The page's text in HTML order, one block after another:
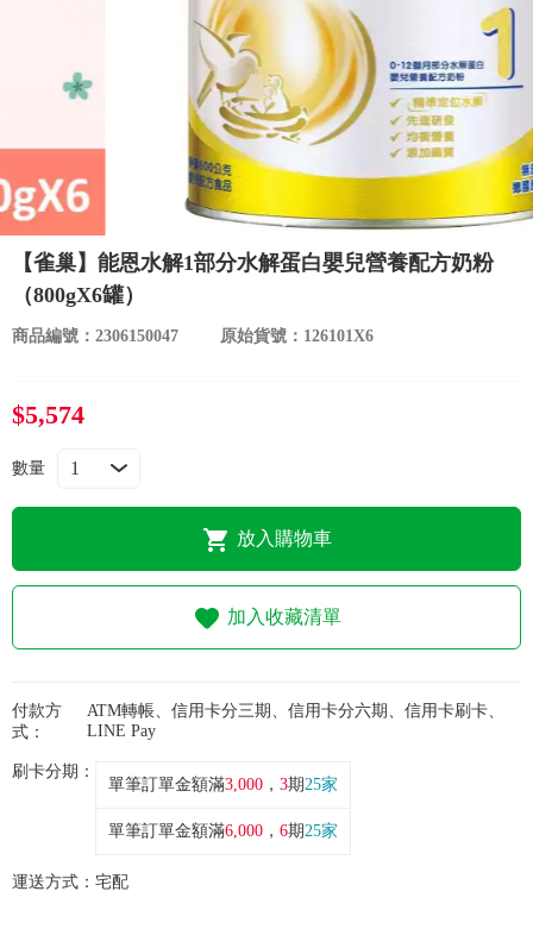
食品／健康食補
寵物
名人嚴選
優惠活動
關於我們
合作提案
購物流程
優惠券查詢
登入
【雀巢】能恩水解1部分水解蛋白嬰兒營養配方奶粉
（800gX6罐）
商品編號：2306150047 原始貨號：126101X6
$5,574
數量
放入購物車
加入收藏清單
付款方
式：
ATM轉帳、信用卡分三期、信用卡分六期、信用卡刷卡、
LINE Pay
刷卡分期：
單筆訂單金額滿3,000 ， 3期25家
單筆訂單金額滿6,000 ， 6期25家
運送方式： 宅配